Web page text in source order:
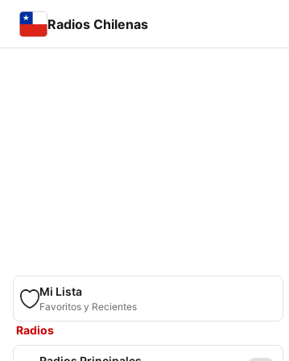
Radios Chilenas
Mi Lista
Favoritos y Recientes
Radios